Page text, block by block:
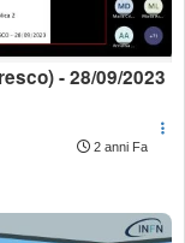
- 28/09/2023
2 anni Fa